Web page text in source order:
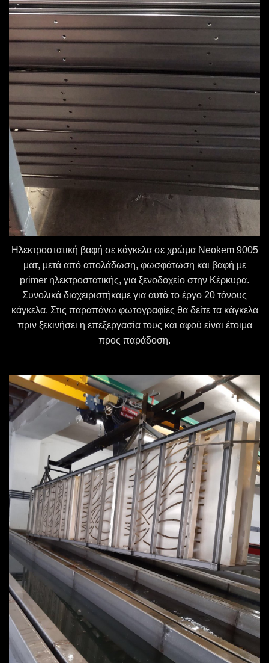
Ηλεκτροστατική βαφή σε κάγκελα σε χρώμα Neokem 9005
ματ, μετά από απολάδωση, φωσφάτωση και βαφή με
primer ηλεκτροστατικής, για ξενοδοχείο στην Κέρκυρα.
Συνολικά διαχειριστήκαμε για αυτό το έργο 20 τόνους
κάγκελα. Στις παραπάνω φωτογραφίες θα δείτε τα κάγκελα
πριν ξεκινήσει η επεξεργασία τους και αφού είναι έτοιμα
προς παράδοση.